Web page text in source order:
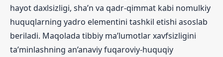
hayot daxlsizligi, sha’n va qadr-qimmat kabi nomulkiy
huquqlarning yadro elementini tashkil etishi asoslab
beriladi. Maqolada tibbiy ma’lumotlar xavfsizligini
ta’minlashning an’anaviy fuqaroviy-huquqiy